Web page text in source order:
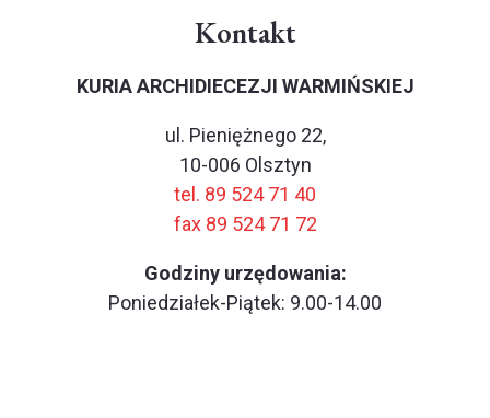
Kontakt
KURIA ARCHIDIECEZJI WARMIŃSKIEJ
ul. Pieniężnego 22,
10-006 Olsztyn
tel. 89 524 71 40
fax 89 524 71 72
Godziny urzędowania:
Poniedziałek-Piątek: 9.00-14.00